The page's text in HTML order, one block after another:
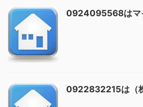
0924095568はマ
0922832215は（